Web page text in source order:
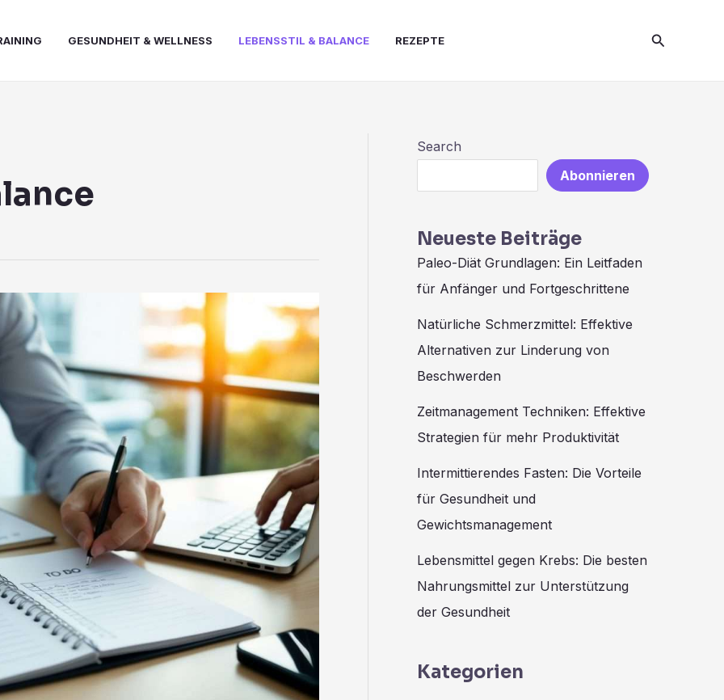
GESUNDHEIT & WELLNESS LEBENSSTIL & BALANCE REZEPTE Search
Search
Abonnieren
Neueste Beiträge
Paleo-Diät Grundlagen: Ein Leitfaden
für Anfänger und Fortgeschrittene
Natürliche Schmerzmittel: Effektive
Alternativen zur Linderung von
Beschwerden
Zeitmanagement Techniken: Effektive
Strategien für mehr Produktivität
Intermittierendes Fasten: Die Vorteile
für Gesundheit und
Gewichtsmanagement
Lebensmittel gegen Krebs: Die besten
Nahrungsmittel zur Unterstützung
der Gesundheit
Kategorien
e
h